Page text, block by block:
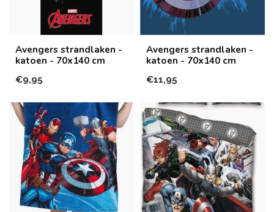
Avengers strandlaken -
katoen - 70x140 cm
€9,95
Avengers strandlaken -
katoen - 70x140 cm
€11,95